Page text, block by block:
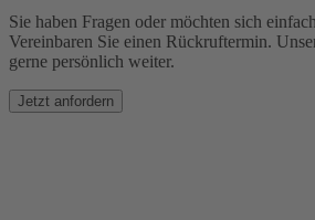
Sie haben Fragen oder möchten sich
Vereinbaren Sie einen Rückruftermin.
gerne persönlich weiter.
Jetzt anfordern